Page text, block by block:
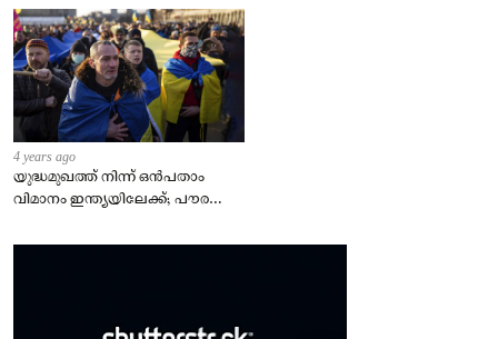
4 years ago
യുദ്ധമുഖത്ത് നിന്ന് ഒൻപതാം
വിമാനം ഇന്ത്യയിലേക്ക്; പൗരന്മാർ
– കേന്ദ്രം